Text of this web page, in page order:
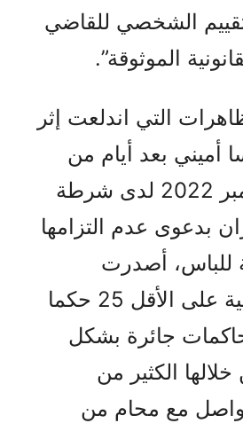
الشخصي للقاضي
الموثوقة”.
التي اندلعت إثر
أميني بعد أيام من
توقيفها في سبتمبر 2022 لدى شرطة
بدعوى عدم التزامها
للباس، أصدرت
السلطات الإيرانية على الأقل 25 حكما
جائرة بشكل
الكثير من
مع محام من